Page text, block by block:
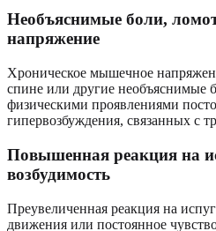
Необъяснимые боли,
напряжение
Хроническое мышечное
спине или другие необъяснимые
физическими проявлениями
гипервозбуждения, связанных с
Повышенная реакция на
возбудимость
Преувеличенная реакция на
движения или постоянное